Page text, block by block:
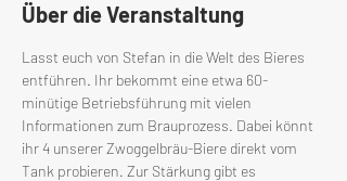
Über die Veranstaltung
Lasst euch von Stefan in die Welt des Bieres
entführen. Ihr bekommt eine etwa 60-
minütige Betriebsführung mit vielen
Informationen zum Brauprozess. Dabei könnt
ihr 4 unserer Zwoggelbräu-Biere direkt vom
Tank probieren. Zur Stärkung gibt es